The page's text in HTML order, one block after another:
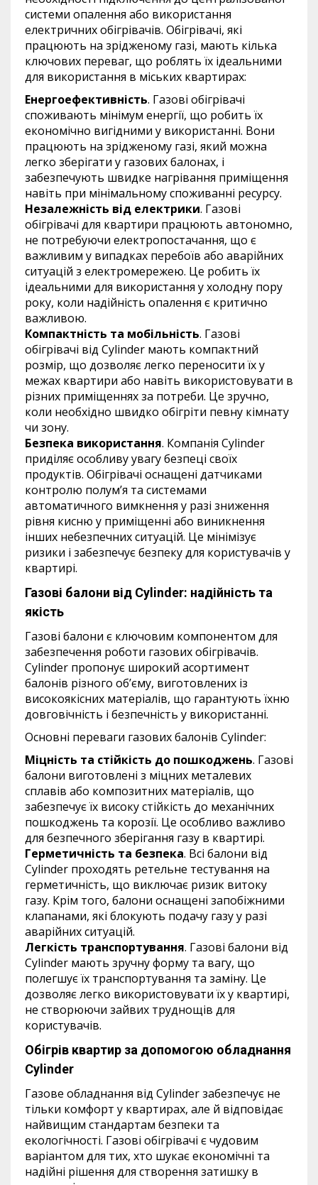
системи опалення або використання
електричних обігрівачів. Обігрівачі, які
працюють на зрідженому газі, мають кілька
ключових переваг, що роблять їх ідеальними
для використання в міських квартирах:
Енергоефективність. Газові обігрівачі
споживають мінімум енергії, що робить їх
економічно вигідними у використанні. Вони
працюють на зрідженому газі, який можна
легко зберігати у газових балонах, і
забезпечують швидке нагрівання приміщення
навіть при мінімальному споживанні ресурсу.
Незалежність від електрики. Газові
обігрівачі для квартири працюють автономно,
не потребуючи електропостачання, що є
важливим у випадках перебоїв або аварійних
ситуацій з електромережею. Це робить їх
ідеальними для використання у холодну пору
року, коли надійність опалення є критично
важливою.
Компактність та мобільність. Газові
обігрівачі від Cylinder мають компактний
розмір, що дозволяє легко переносити їх у
межах квартири або навіть використовувати в
різних приміщеннях за потреби. Це зручно,
коли необхідно швидко обігріти певну кімнату
чи зону.
Безпека використання. Компанія Cylinder
приділяє особливу увагу безпеці своїх
продуктів. Обігрівачі оснащені датчиками
контролю полум’я та системами
автоматичного вимкнення у разі зниження
рівня кисню у приміщенні або виникнення
інших небезпечних ситуацій. Це мінімізує
ризики і забезпечує безпеку для користувачів у
квартирі.
Газові балони від Cylinder: надійність та
якість
Газові балони є ключовим компонентом для
забезпечення роботи газових обігрівачів.
Cylinder пропонує широкий асортимент
балонів різного об’єму, виготовлених із
високоякісних матеріалів, що гарантують їхню
довговічність і безпечність у використанні.
Основні переваги газових балонів Cylinder:
Міцність та стійкість до пошкоджень. Газові
балони виготовлені з міцних металевих
сплавів або композитних матеріалів, що
забезпечує їх високу стійкість до механічних
пошкоджень та корозії. Це особливо важливо
для безпечного зберігання газу в квартирі.
Герметичність та безпека. Всі балони від
Cylinder проходять ретельне тестування на
герметичність, що виключає ризик витоку
газу. Крім того, балони оснащені запобіжними
клапанами, які блокують подачу газу у разі
аварійних ситуацій.
Легкість транспортування. Газові балони від
Cylinder мають зручну форму та вагу, що
полегшує їх транспортування та заміну. Це
дозволяє легко використовувати їх у квартирі,
не створюючи зайвих труднощів для
користувачів.
Обігрів квартир за допомогою обладнання
Cylinder
Газове обладнання від Cylinder забезпечує не
тільки комфорт у квартирах, але й відповідає
найвищим стандартам безпеки та
екологічності. Газові обігрівачі є чудовим
варіантом для тих, хто шукає економічні та
надійні рішення для створення затишку в